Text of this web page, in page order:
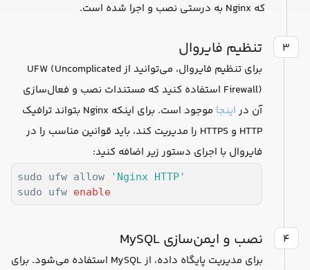
که Nginx به درستی نصب و اجرا شده است.
۳ تنظیم فایروال
برای تنظیم فایروال، می‌توانید از UFW (Uncomplicated
Firewall) استفاده کنید که مستندات نصب و فعال‌سازی
آن دراینجا
موجود است. برای اینکه Nginx بتواند ترافیک
HTTP و HTTPS را مدیریت کند، باید قوانین مناسب را در
فایروال با اجرای دستور زیر اضافه کنید:
sudo ufw allow
'Nginx HTTP'
sudo ufw enable
۴ نصب و ایمن‌سازی MySQL
برای مدیریت پایگاه داده، از MySQL استفاده می‌شود. برای